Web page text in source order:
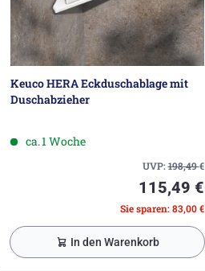
Keuco HERA Eckduschablage mit
Duschabzieher
ca. 1 Woche
UVP:198,49€
115,49 €
Sie sparen: 83,00 €
In den Warenkorb